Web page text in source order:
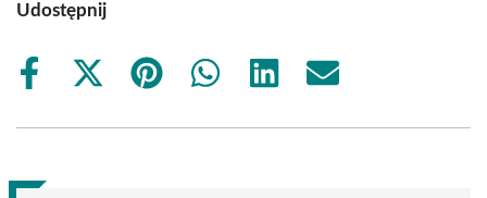
Udostępnij
Share
Share
(Twitter)
Share
Share
Share
Share